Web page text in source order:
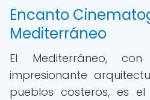
Encanto
Mediterráneo
El Mediterráneo,
impresionante
pueblos costeros, es